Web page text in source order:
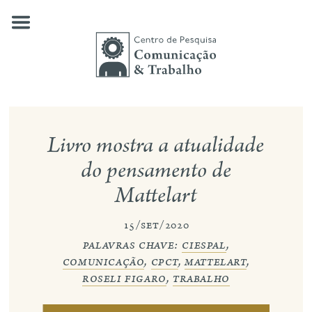
nossas pesquisas
publicações
notícias
eventos
contato
busca
Livro mostra a atualidade
do pensamento de
Mattelart
15/set/2020
palavras chave: ciespal,
comunicação, cpct,mattelart,
roseli figaro, trabalho